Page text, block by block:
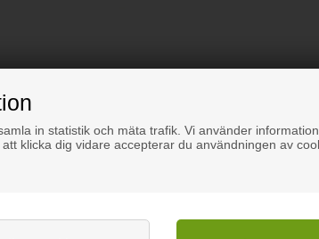
in statistik och mäta trafik. Vi använder
klicka dig vidare accepterar du användningen av